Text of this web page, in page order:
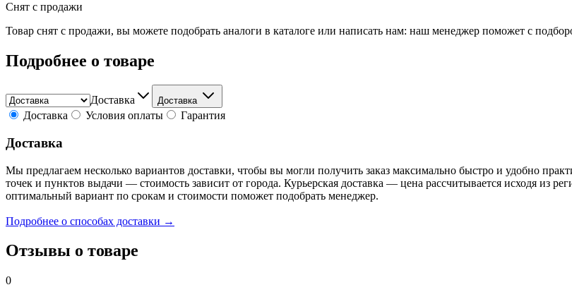
Снят с продажи
Товар снят с продажи, вы можете подобрать аналоги в каталоге или написать нам: наш менеджер поможет с
Подробнее о товаре
Доставка Доставка
Доставка Условия оплаты Гарантия
Доставка
Мы предлагаем несколько вариантов доставки, чтобы вы могли получить заказ максимально быстро и удобно
точек и пунктов выдачи — стоимость зависит от города. Курьерская доставка — цена рассчитывается исходя из
оптимальный вариант по срокам и стоимости поможет подобрать менеджер.
Подробнее о способах доставки →
Отзывы о товаре
0